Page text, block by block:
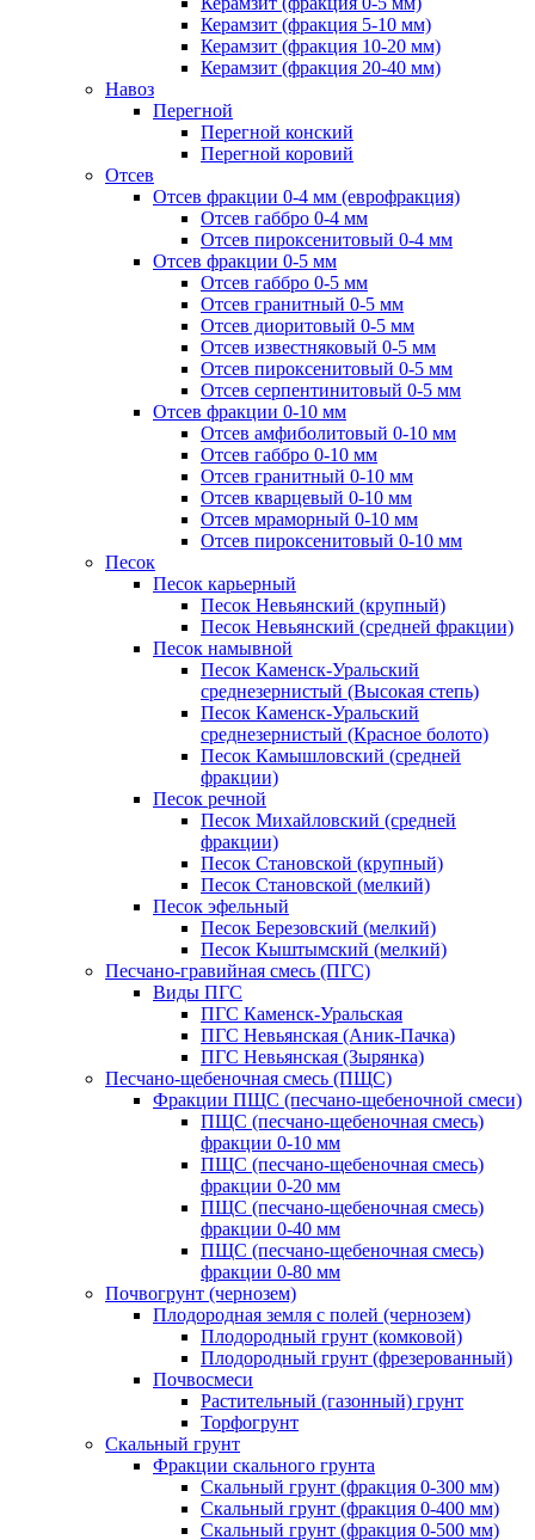
Керамзит (фракция 5-10 мм)
Керамзит (фракция 10-20 мм)
Керамзит (фракция 20-40 мм)
Навоз
Перегной
Перегной конский
Перегной коровий
Отсев
Отсев фракции 0-4 мм (еврофракция)
Отсев габбро 0-4 мм
Отсев пироксенитовый 0-4 мм
Отсев фракции 0-5 мм
Отсев габбро 0-5 мм
Отсев гранитный 0-5 мм
Отсев диоритовый 0-5 мм
Отсев известняковый 0-5 мм
Отсев пироксенитовый 0-5 мм
Отсев серпентинитовый 0-5 мм
Отсев фракции 0-10 мм
Отсев амфиболитовый 0-10 мм
Отсев габбро 0-10 мм
Отсев гранитный 0-10 мм
Отсев кварцевый 0-10 мм
Отсев мраморный 0-10 мм
Отсев пироксенитовый 0-10 мм
Песок
Песок карьерный
Песок Невьянский (крупный)
Песок Невьянский (средней фракции)
Песок намывной
Песок Каменск-Уральский
среднезернистый (Высокая степь)
Песок Каменск-Уральский
среднезернистый (Красное болото)
Песок Камышловский (средней
фракции)
Песок речной
Песок Михайловский (средней
фракции)
Песок Становской (крупный)
Песок Становской (мелкий)
Песок эфельный
Песок Березовский (мелкий)
Песок Кыштымский (мелкий)
Песчано-гравийная смесь (ПГС)
Виды ПГС
ПГС Каменск-Уральская
ПГС Невьянская (Аник-Пачка)
ПГС Невьянская (Зырянка)
Песчано-щебеночная смесь (ПЩС)
Фракции ПЩС (песчано-щебеночной смеси)
ПЩС (песчано-щебеночная смесь)
фракции 0-10 мм
ПЩС (песчано-щебеночная смесь)
фракции 0-20 мм
ПЩС (песчано-щебеночная смесь)
фракции 0-40 мм
ПЩС (песчано-щебеночная смесь)
фракции 0-80 мм
Почвогрунт (чернозем)
Плодородная земля с полей (чернозем)
Плодородный грунт (комковой)
Плодородный грунт (фрезерованный)
Почвосмеси
Растительный (газонный) грунт
Торфогрунт
Скальный грунт
Фракции скального грунта
Скальный грунт (фракция 0-300 мм)
Скальный грунт (фракция 0-400 мм)
Скальный грунт (фракция 0-500 мм)